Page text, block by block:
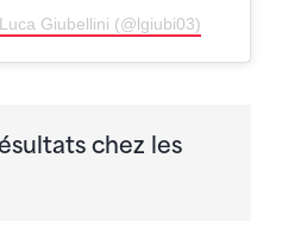
Giubellini (@lgiubi03)
chez les